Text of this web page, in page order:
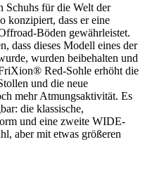
Schuhs für die Welt der
konzipiert, dass er eine
Böden gewährleistet.
dass dieses Modell eines der
wurden beibehalten und
Red-Sohle erhöht die
und die neue
mehr Atmungsaktivität. Es
die klassische,
und eine zweite WIDE-
aber mit etwas größeren